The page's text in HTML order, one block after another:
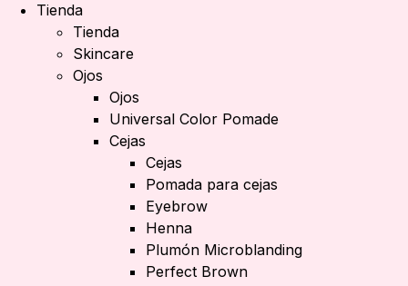
Tienda
Tienda
Skincare
Ojos
Ojos
Universal Color Pomade
Cejas
Cejas
Pomada para cejas
Eyebrow
Henna
Plumón Microblanding
Perfect Brown